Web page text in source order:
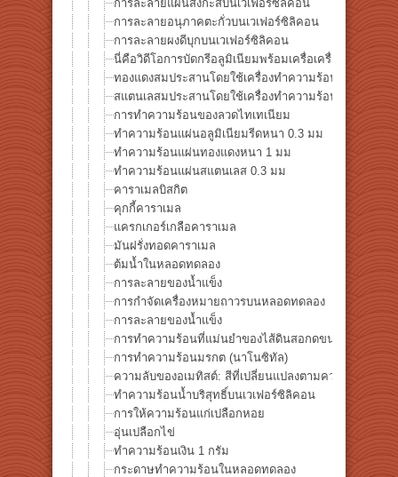
การละลายแผ่นสังกะสีบนเวเฟอร์ซิลิคอน
การละลายอนุภาคตะกั่วบนเวเฟอร์ซิลิคอน
การละลายผงดีบุกบนเวเฟอร์ซิลิคอน
นี่คือวิดีโอการบัดกรีอลูมิเนียมพร้อมเครื่อเครื่องทำความร้
ทองแดงสมประสานโดยใช้เครื่องทำความร้อนจุดฮาโลเจน
สแตนเลสมประสานโดยใช้เครื่องทำความร้อนจุดฮาโลเจน
การทำความร้อนของลวดไทเทเนียม
ทำความร้อนแผ่นอลูมิเนียมรีดหนา 0.3 มม
ทำความร้อนแผ่นทองแดงหนา 1 มม
ทำความร้อนแผ่นสแตนเลส 0.3 มม
คาราเมลบิสกิต
คุกกี้คาราเมล
แครกเกอร์เกลือคาราเมล
มันฝรั่งทอดคาราเมล
ต้มน้ำในหลอดทดลอง
การละลายของน้ำแข็ง
การกำจัดเครื่องหมายถาวรบนหลอดทดลอง
การละลายของน้ำแข็ง
การทำความร้อนที่แม่นยำของไส้ดินสอกดขนาด 0.5 มม
การทำความร้อนมรกต (นาโนซิทัล)
ความลับของอเมทิสต์: สีที่เปลี่ยนแปลงตามความร้อน
ทำความร้อนน้ำบริสุทธิ์บนเวเฟอร์ซิลิคอน
การให้ความร้อนแก่เปลือกหอย
อุ่นเปลือกไข่
ทำความร้อนเงิน 1 กรัม
กระดาษทำความร้อนในหลอดทดลอง